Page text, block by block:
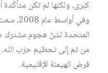
كبرى، ولكنها لم تكن
وفي
المتحدة لشنّ هجوم مشترك
من ثم إلى تحطيم حزب
فرض الهيمنة الإقليمية.